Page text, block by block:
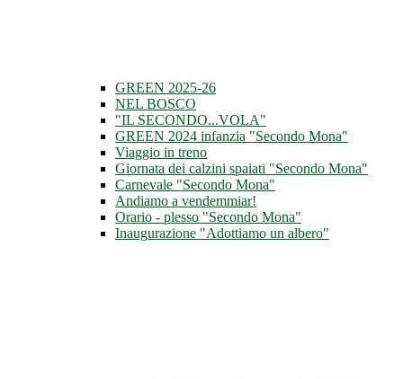
GREEN 2025-26
NEL BOSCO
"IL SECONDO...VOLA"
GREEN 2024 infanzia "Secondo Mona"
Viaggio in treno
Giornata dei calzini spaiati "Secondo Mona"
Carnevale "Secondo Mona"
Andiamo a vendemmiar!
Orario - plesso "Secondo Mona"
Inaugurazione "Adottiamo un albero"